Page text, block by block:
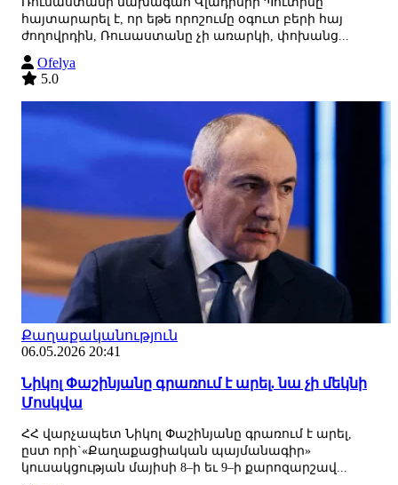
հայտարարել է, որ եթե որոշումը օգուտ բերի հայ
ժողովրդին, Ռուսաստանը չի առարկի, փոխանց...
Ofelya
5.0
Քաղաքականություն
06.05.2026 20:41
Նիկոլ Փաշինյանը գրառում է արել. նա չի մեկնի
Մոսկվա
ՀՀ վարչապետ Նիկոլ Փաշինյանը գրառում է արել,
ըստ որի`«Քաղաքացիական պայմանագիր»
կուսակցության մայիսի 8–ի եւ 9–ի քարոզարշավ...